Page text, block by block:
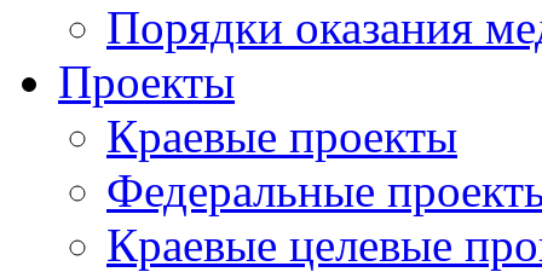
Порядки оказания
Проекты
Краевые проекты
Федеральные
Краевые целевые